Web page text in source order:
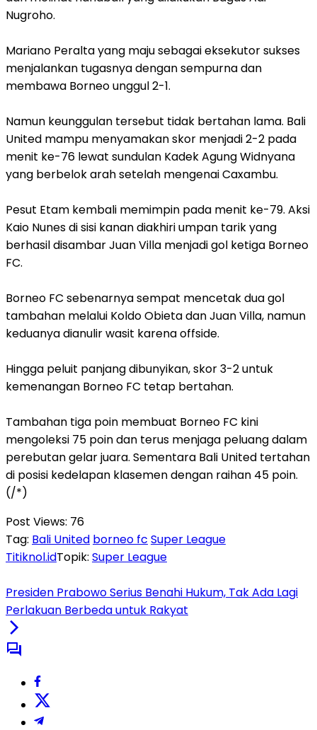
Nugroho.
‎Mariano Peralta yang maju sebagai eksekutor sukses
menjalankan tugasnya dengan sempurna dan
membawa Borneo unggul 2-1.
‎Namun keunggulan tersebut tidak bertahan lama. Bali
United mampu menyamakan skor menjadi 2-2 pada
menit ke-76 lewat sundulan Kadek Agung Widnyana
yang berbelok arah setelah mengenai Caxambu.
‎Pesut Etam kembali memimpin pada menit ke-79. Aksi
Kaio Nunes di sisi kanan diakhiri umpan tarik yang
berhasil disambar Juan Villa menjadi gol ketiga Borneo
FC.
‎Borneo FC sebenarnya sempat mencetak dua gol
tambahan melalui Koldo Obieta dan Juan Villa, namun
keduanya dianulir wasit karena offside.
‎Hingga peluit panjang dibunyikan, skor 3-2 untuk
kemenangan Borneo FC tetap bertahan.
‎Tambahan tiga poin membuat Borneo FC kini
mengoleksi 75 poin dan terus menjaga peluang dalam
perebutan gelar juara. Sementara Bali United tertahan
di posisi kedelapan klasemen dengan raihan 45 poin.
(/*)
Post Views: 76
Tag: Bali United borneo fc Super League
Titiknol.idTopik: Super League
Presiden Prabowo Serius Benahi Hukum, Tak Ada Lagi
Perlakuan Berbeda untuk Rakyat